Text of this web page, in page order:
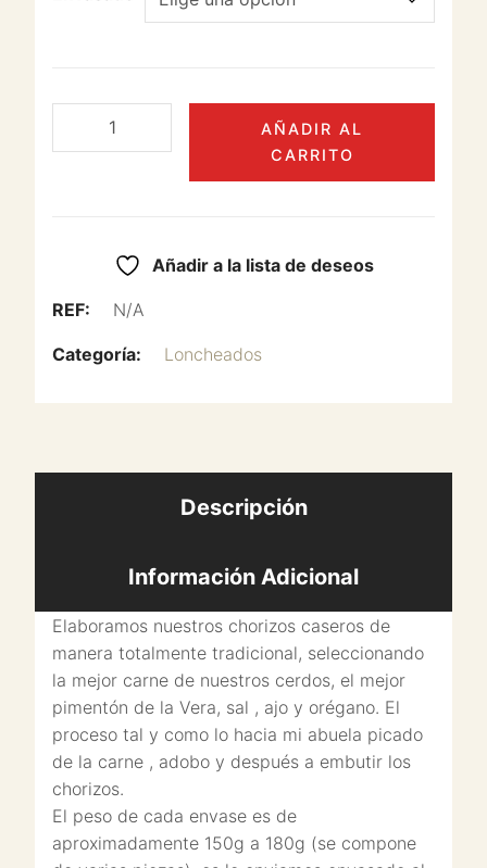
AÑADIR AL
CARRITO
Añadir a la lista de deseos
REF: N/A
Categoría: Loncheados
Descripción
Información Adicional
Elaboramos nuestros chorizos caseros de
manera totalmente tradicional, seleccionando
la mejor carne de nuestros cerdos, el mejor
pimentón de la Vera, sal , ajo y orégano. El
proceso tal y como lo hacia mi abuela picado
de la carne , adobo y después a embutir los
chorizos.
El peso de cada envase es de
aproximadamente 150g a 180g (se compone